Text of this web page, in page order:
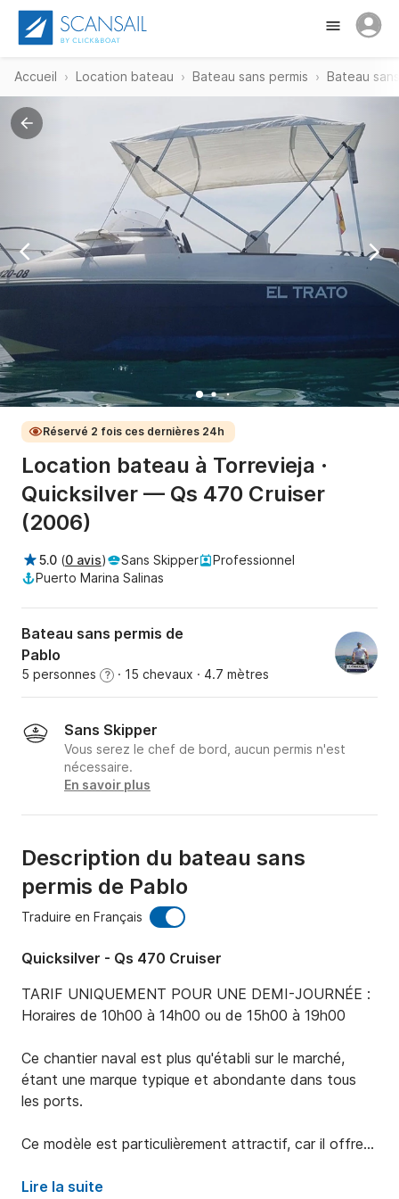
Accueil Location bateau Bateau sans permis Bateau
Réservé 2 fois ces dernières 24h
Location bateau à Torrevieja ·
Quicksilver — Qs 470 Cruiser
(2006)
5.0 (0 avis) Sans Skipper
Professionnel
Puerto Marina Salinas
Bateau sans permis de
Pablo
5 personnes ? · 15 chevaux · 4.7 mètres
Sans Skipper
Vous serez le chef de bord, aucun permis n'est
nécessaire.
En savoir plus
Description du bateau sans
permis de Pablo
Traduire en Français
Quicksilver - Qs 470 Cruiser
TARIF UNIQUEMENT POUR UNE DEMI-JOURNÉE :
Horaires de 10h00 à 14h00 ou de 15h00 à 19h00
Ce chantier naval est plus qu'établi sur le marché,
étant une marque typique et abondante dans tous
les ports.
Ce modèle est particulièrement attractif, car il offre
des dimensions réduites, pouvant procurer les
Lire la suite